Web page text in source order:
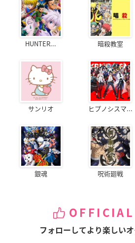
HUNTER... 暗殺教室
サンリオ ヒプノシスマ...
銀魂 呪術廻戦
OFFICIAL
フォローしてより楽しいオ